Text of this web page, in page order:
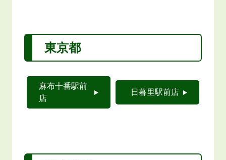
東京都
麻布十番駅前
店
日暮里駅前店